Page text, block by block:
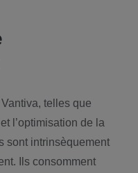
telles que
l’optimisation de la
sont intrinsèquement
Ils consomment